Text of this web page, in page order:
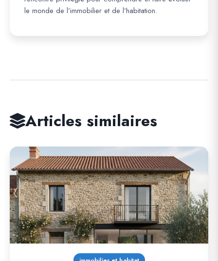
le monde de l’immobilier et de l’habitation.
Articles similaires